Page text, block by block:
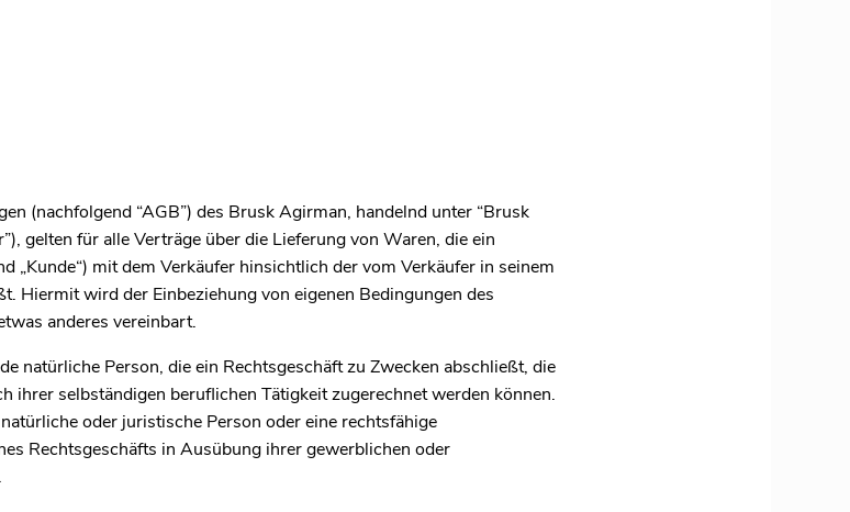
(nachfolgend “AGB”) des Brusk Agirman, handelnd unter “Brusk
gelten für alle Verträge über die Lieferung von Waren, die ein
„Kunde“) mit dem Verkäufer hinsichtlich der vom Verkäufer in seinem
Hiermit wird der Einbeziehung von eigenen Bedingungen des
anderes vereinbart.
natürliche Person, die ein Rechtsgeschäft zu Zwecken abschließt, die
ihrer selbständigen beruflichen Tätigkeit zugerechnet werden können.
oder juristische Person oder eine rechtsfähige
Rechtsgeschäfts in Ausübung ihrer gewerblichen oder